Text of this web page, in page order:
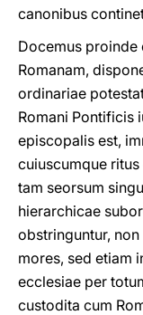
canonibus
Docemus proinde
Romanam,
ordinariae
Romani Pontificis
episcopalis est,
cuiuscumque
tam seorsum
hierarchicae
obstringuntur,
mores, sed etiam
ecclesiae per
custodita cum